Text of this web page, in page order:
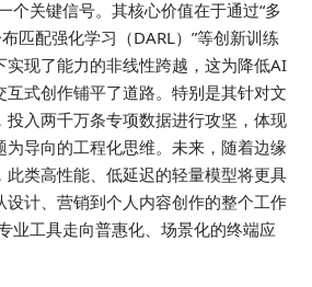
个关键信号。其核心价值在于通过“多
匹配强化学习（DARL）”等创新训练
实现了能力的非线性跨越，这为降低AI
互式创作铺平了道路。特别是其针对文
投入两千万条专项数据进行攻坚，体现
为导向的工程化思维。未来，随着边缘
类高性能、低延迟的轻量模型将更具
设计、营销到个人内容创作的整个工作
业工具走向普惠化、场景化的终端应